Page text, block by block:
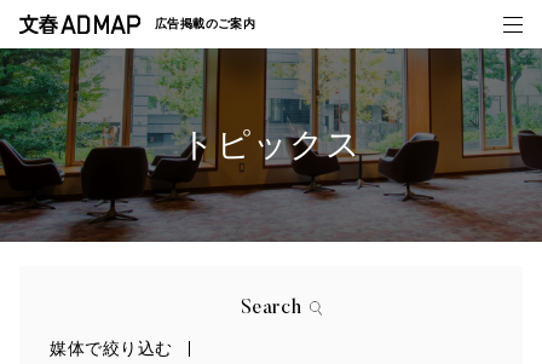
広告掲載のご案内
媒体紹介
トピックス
Search
媒体で絞り込む